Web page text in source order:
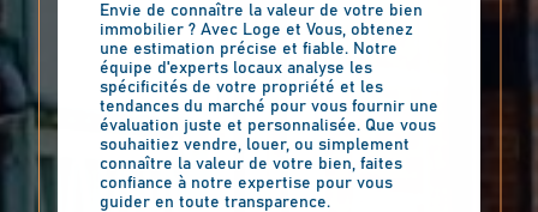
Envie de connaître la valeur de votre bien
immobilier ? Avec Loge et Vous, obtenez
une estimation précise et fiable. Notre
équipe d'experts locaux analyse les
spécificités de votre propriété et les
tendances du marché pour vous fournir une
évaluation juste et personnalisée. Que vous
souhaitiez vendre, louer, ou simplement
connaître la valeur de votre bien, faites
confiance à notre expertise pour vous
guider en toute transparence.